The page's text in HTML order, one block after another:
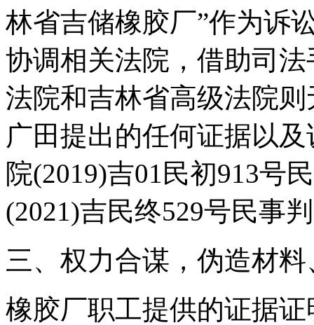
林省吉储橡胶厂”作为诉
协调相关法院，借助司
法院和吉林省高级法院
广田提出的任何证据以
院(2019)吉01民初913号
(2021)吉民终529号民事
三、权力合谋，伪造材
橡胶厂职工提供的证据